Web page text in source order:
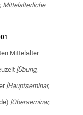
Mittelalterliche
Mittelalter
[Übung,
[Hauptseminar,
[Oberseminar,